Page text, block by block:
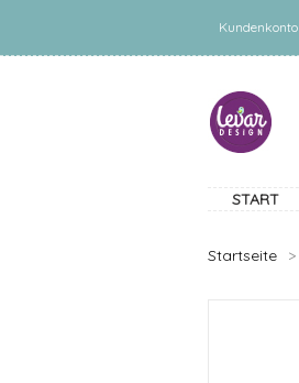
Kundenkonto
START
Startseite >